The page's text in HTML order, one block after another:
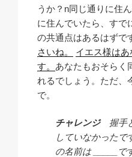
うか？n同じ通りに住
に住んでいたら、すで
の共通点はあるはずで
さいね。
イエス様は
す。 あなたもおそら
れるでしょう。ただ、
で。
チャレンジ握手と
していなかったで
の名前は _____で